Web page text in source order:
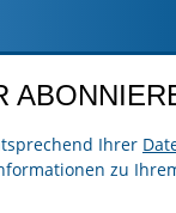
Ihrer
zu